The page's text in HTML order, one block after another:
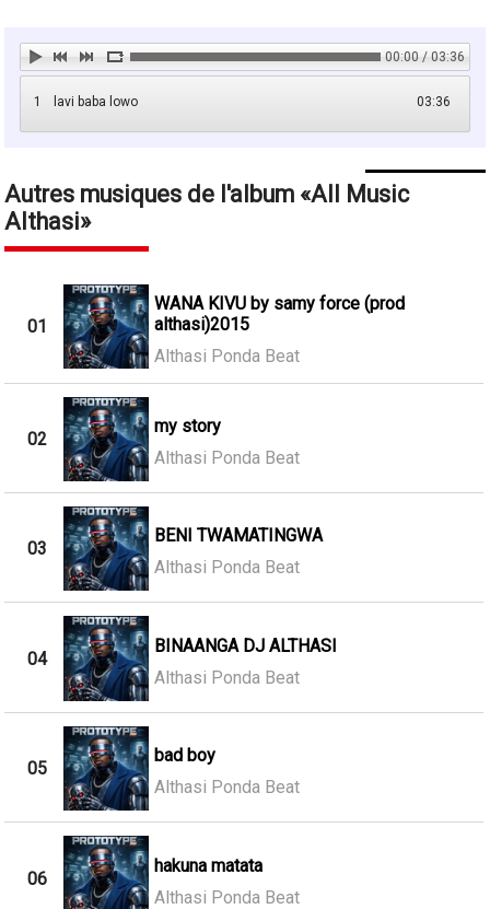
00:00 / 03:36
1 03:36
lavi baba lowo
Autres musiques de l'album
All Music
Althasi
01
WANA KIVU by samy force (prod
althasi)2015
Althasi Ponda Beat
02
my story
Althasi Ponda Beat
03
BENI TWAMATINGWA
Althasi Ponda Beat
04
BINAANGA DJ ALTHASI
Althasi Ponda Beat
05
bad boy
Althasi Ponda Beat
06
hakuna matata
Althasi Ponda Beat